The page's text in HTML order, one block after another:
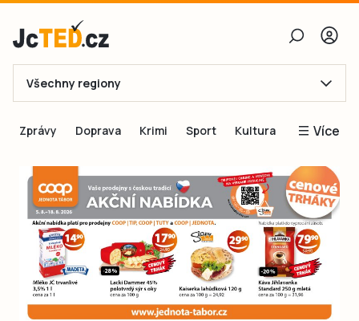
E-mail
Obnovit heslo
Přihlásit se
Přihlásit se přes Facebook
Ještě nemám účet, chci seRegistrovat
Všechny regiony
Zprávy Doprava Krimi Sport Kultura Více
Inspirace
Čtenáři píší
Speciální přílohy
Inzerce